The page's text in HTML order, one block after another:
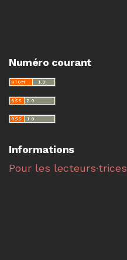
Numéro courant
Informations
Pour les lecteurs·trices